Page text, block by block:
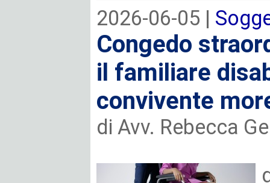
2026-06-05 |
Congedo
il familiare
convivente
di Avv. Rebecca